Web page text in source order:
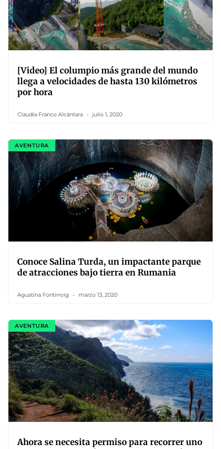
[Video] El columpio más grande del mundo
llega a velocidades de hasta 130 kilómetros
por hora
Claudia Franco Alcántara julio 1, 2020
AVENTURA
Conoce Salina Turda, un impactante parque
de atracciones bajo tierra en Rumania
Agustina Fontirroig marzo 13, 2020
AVENTURA
Ahora se necesita permiso para recorrer uno